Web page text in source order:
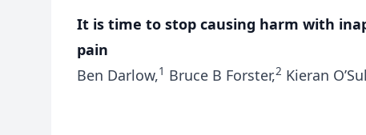
It is time to stop causing harm with
pain
Ben Darlow,1 Bruce B Forster,2 Kieran